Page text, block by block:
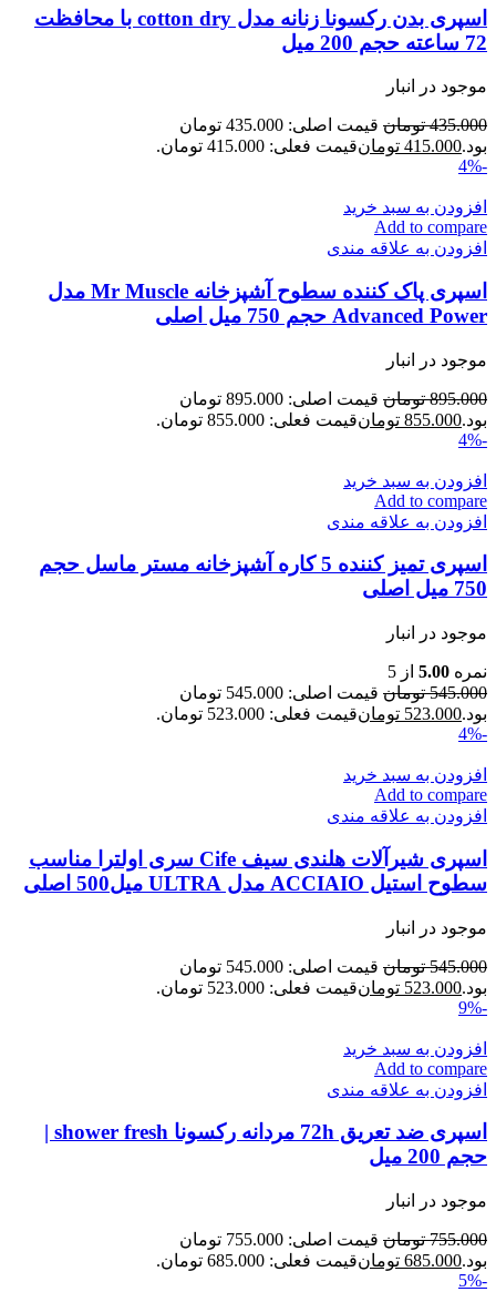
اسپری بدن رکسونا زنانه مدل cotton dry با محافظت
72 ساعته حجم 200 میل
موجود در انبار
435.000 تومان
قیمت اصلی: 435.000 تومان
بود.415.000 تومانقیمت فعلی: 415.000 تومان.
-4%
افزودن به سبد خرید
Add to compare
افزودن به علاقه مندی
اسپری پاک کننده سطوح آشپزخانه Mr Muscle مدل
Advanced Power حجم 750 میل اصلی
موجود در انبار
895.000 تومان
قیمت اصلی: 895.000 تومان
بود.855.000 تومانقیمت فعلی: 855.000 تومان.
-4%
افزودن به سبد خرید
Add to compare
افزودن به علاقه مندی
اسپری تمیز کننده 5 کاره آشپزخانه مستر ماسل حجم
750 میل اصلی
موجود در انبار
نمره 5.00 از 5
545.000 تومان
قیمت اصلی: 545.000 تومان
بود.523.000 تومانقیمت فعلی: 523.000 تومان.
-4%
افزودن به سبد خرید
Add to compare
افزودن به علاقه مندی
اسپری شیرآلات هلندی سیف Cife سری اولترا مناسب
سطوح استیل ACCIAIO مدل ULTRA میل500 اصلی
موجود در انبار
545.000 تومان
قیمت اصلی: 545.000 تومان
بود.523.000 تومانقیمت فعلی: 523.000 تومان.
-9%
افزودن به سبد خرید
Add to compare
افزودن به علاقه مندی
اسپری ضد تعریق 72h مردانه رکسونا shower fresh |
حجم 200 میل
موجود در انبار
755.000 تومان
قیمت اصلی: 755.000 تومان
بود.685.000 تومانقیمت فعلی: 685.000 تومان.
-5%